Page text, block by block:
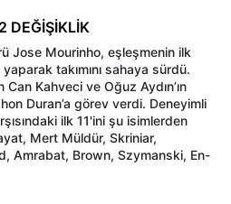
DEĞİŞİKLİK
Jose Mourinho, eşleşmenin ilk
takımını sahaya sürdü.
Kahveci ve Oğuz Aydın’ın
Duran’a görev verdi. Deneyimli
ilk 11'ini şu isimlerden
Mert Müldür, Skriniar,
Amrabat, Brown, Szymanski, En-